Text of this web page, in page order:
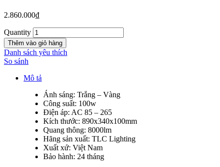
2.860.000₫
Quantity
Thêm vào giỏ hàng
Danh sách yêu thích
So sánh
Mô tả
Ánh sáng: Trắng – Vàng
Công suất: 100w
Điện áp: AC 85 – 265
Kích thước: 890x340x100mm
Quang thông: 8000lm
Hãng sản xuất: TLC Lighting
Xuất xứ: Việt Nam
Bảo hành: 24 tháng